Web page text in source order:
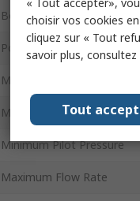
Body Material
Port Gender
Minimum Operating
Maximum Pilot Pressure
Minimum Pilot Pressure
Maximum Flow Rate
choisir vos cookies
cliquez sur « Tout
savoir plus,
Tout